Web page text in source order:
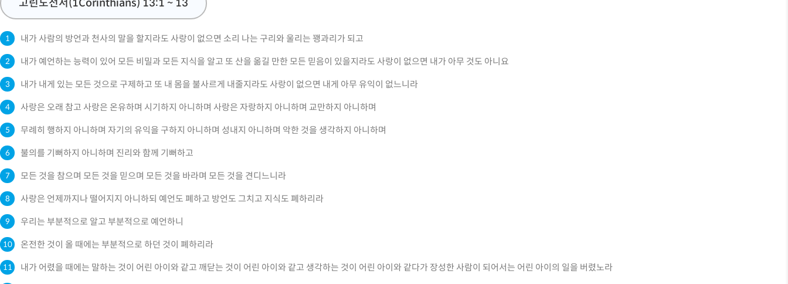
고린도전서(1Corinthians) 13:1 ~ 13
1 내가 사람의 방언과 천사의 말을 할지라도 사랑이 없으면 소리 나는 구리와 울리는 꽹과리가 되고
2 내가 예언하는 능력이 있어 모든 비밀과 모든 지식을 알고 또 산을 옮길 만한 모든 믿음이 있을지라도 사랑이 없으면 내가 아무 것도 아니요
3 내가 내게 있는 모든 것으로 구제하고 또 내 몸을 불사르게 내줄지라도 사랑이 없으면 내게 아무 유익이 없느니라
4 사랑은 오래 참고 사랑은 온유하며 시기하지 아니하며 사랑은 자랑하지 아니하며 교만하지 아니하며
5 무례히 행하지 아니하며 자기의 유익을 구하지 아니하며 성내지 아니하며 악한 것을 생각하지 아니하며
6 불의를 기뻐하지 아니하며 진리와 함께 기뻐하고
7 모든 것을 참으며 모든 것을 믿으며 모든 것을 바라며 모든 것을 견디느니라
8 사랑은 언제까지나 떨어지지 아니하되 예언도 폐하고 방언도 그치고 지식도 폐하리라
9 우리는 부분적으로 알고 부분적으로 예언하니
10 온전한 것이 올 때에는 부분적으로 하던 것이 폐하리라
11 내가 어렸을 때에는 말하는 것이 어린 아이와 같고 깨닫는 것이 어린 아이와 같고 생각하는 것이 어린 아이와 같다가 장성한 사람이 되어서는 어린 아이의 일을 버렸노라